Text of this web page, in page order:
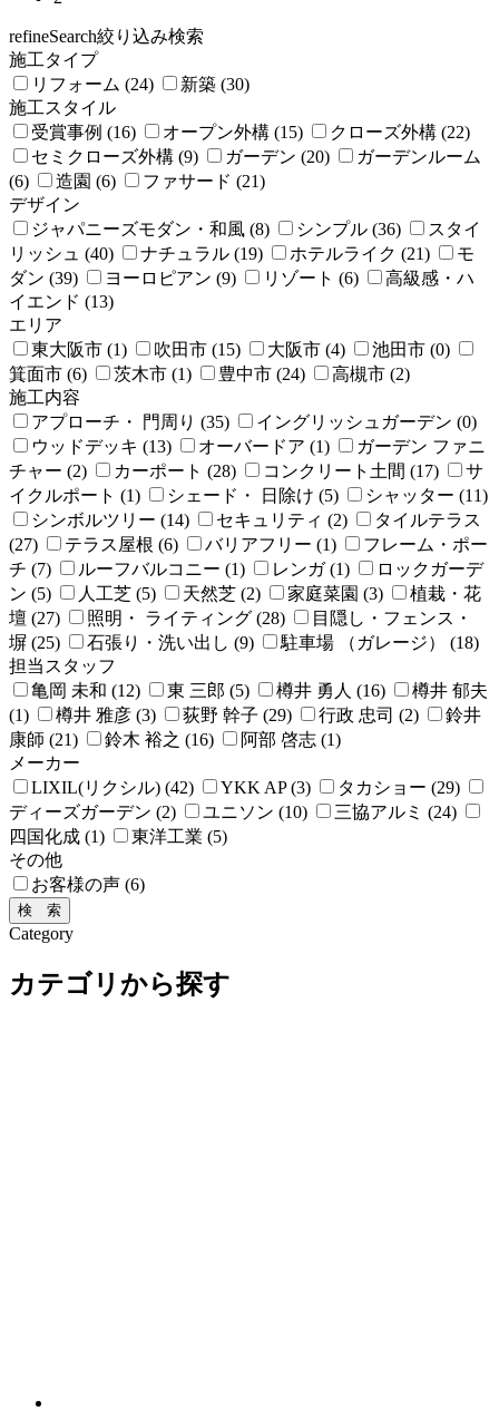
refineSearch絞り込み検索
施工タイプ
リフォーム (24)
新築 (30)
施工スタイル
受賞事例 (16)
オープン外構 (15)
クローズ外構 (22)
セミクローズ外構 (9)
ガーデン (20)
ガーデンルーム
(6)
造園 (6)
ファサード (21)
デザイン
ジャパニーズモダン・和風 (8)
シンプル (36)
スタイ
リッシュ (40)
ナチュラル (19) ホテルライク (21)
モ
ダン (39)
ヨーロピアン (9) リゾート (6)
高級感・ハ
イエンド (13)
エリア
東大阪市 (1)
吹田市 (15) 大阪市 (4)
池田市 (0)
箕面市 (6)
茨木市 (1) 豊中市 (24)
高槻市 (2)
施工内容
アプローチ・ 門周り (35)
イングリッシュガーデン (0)
ウッドデッキ (13)
オーバードア (1)
ガーデン ファニ
チャー (2)
カーポート (28) コンクリート土間 (17)
サ
イクルポート (1)
シェード・ 日除け (5)
シャッター (11)
シンボルツリー (14)
セキュリティ (2)
タイルテラス
(27)
テラス屋根 (6) バリアフリー (1)
フレーム・ポー
チ (7)
ルーフバルコニー (1) レンガ (1)
ロックガーデ
ン (5)
人工芝 (5) 天然芝 (2) 家庭菜園 (3)
植栽・花
壇 (27)
照明・ ライティング (28)
目隠し・フェンス・
塀 (25)
石張り・洗い出し (9)
駐車場 （ガレージ） (18)
担当スタッフ
亀岡 未和 (12)
東 三郎 (5) 樽井 勇人 (16)
樽井 郁夫
(1)
樽井 雅彦 (3) 荻野 幹子 (29) 行政 忠司 (2)
鈴井
康師 (21)
鈴木 裕之 (16)
阿部 啓志 (1)
メーカー
LIXIL(リクシル) (42)
YKK AP (3)
タカショー (29)
ディーズガーデン (2)
ユニソン (10)
三協アルミ (24)
四国化成 (1)
東洋工業 (5)
その他
お客様の声 (6)
Category
カテゴリから探す